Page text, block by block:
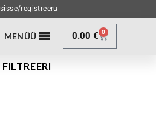
registreeru
MENÜÜ 0.00€ 0
FILTREERI